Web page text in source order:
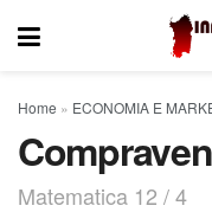
Home » ECONOMIA E
Matematica 12 / 4